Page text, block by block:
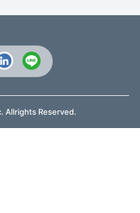
Allrights Reserved.